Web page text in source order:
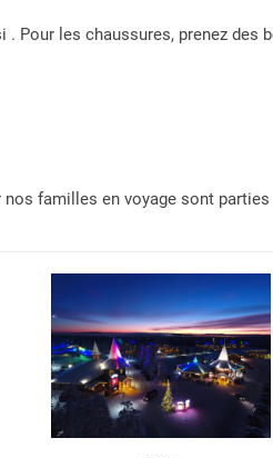
Pour les chaussures, prenez
familles en voyage sont